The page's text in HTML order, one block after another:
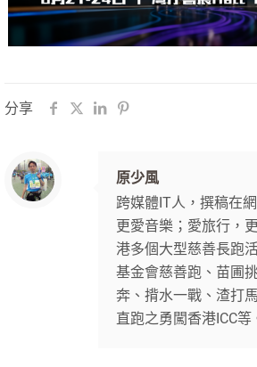
分享
原少風
跨媒體IT人，撰稿在
更愛音樂；愛旅行，
港多個大型慈善長跑
基金會慈善跑、苗圃
奔、揹水一戰、渣打
直跑之勇闖香港ICC等